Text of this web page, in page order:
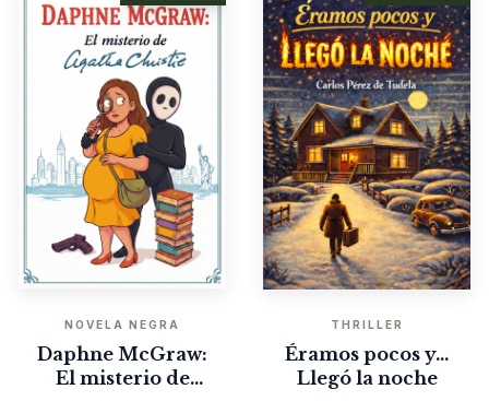
NOVELA NEGRA
Daphne McGraw:
El misterio de
THRILLER
Éramos pocos y…
Llegó la noche